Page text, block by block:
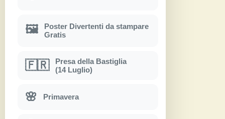
🖼
Poster Divertenti da stampare
Gratis
🇫🇷
Presa della Bastiglia
(14 Luglio)
🌸 Primavera